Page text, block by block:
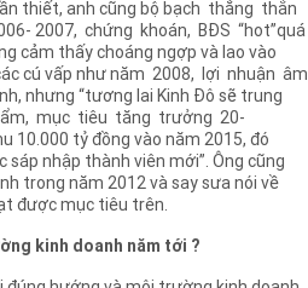
thiết, anh cũng bộ bạch thẳng thắn
2007, chứng khoán, BĐS “hot”quá
cảm thấy choáng ngợp và lao vào
cú vấp như năm 2008, lợi nhuận âm
nhưng “tương lai Kinh Đô sẽ trung
mục tiêu tăng trưởng 20-
10.000 tỷ đồng vào năm 2015, đó
sáp nhập thành viên mới”. Ông cũng
trong năm 2012 và say sưa nói về
được mục tiêu trên.
kinh doanh năm tới ?